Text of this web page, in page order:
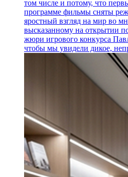
том числе и потому, что
программе фильмы сняты
яростный взгляд на мир во
высказанному на открытии
жюри игрового конкурса
чтобы мы увидели дикое,